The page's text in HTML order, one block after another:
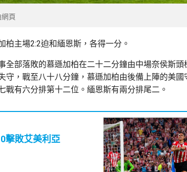
頁
柏主場2:2迫和緬恩斯，各得一分。
全部落敗的慕遜加柏在二十二分鐘由中場奈侯斯
守，戰至八十八分鐘，慕遜加柏由後備上陣的美國
戰有六分排第十二位。緬恩斯有兩分排尾二。
擊敗艾美利亞